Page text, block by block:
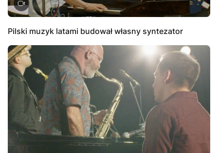
Pilski muzyk latami budował własny syntezator